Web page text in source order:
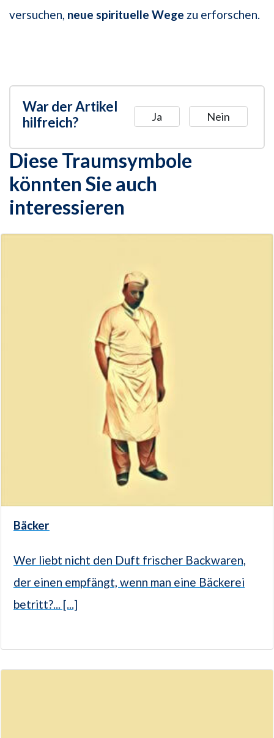
versuchen, neue spirituelle Wege zu erforschen.
War der Artikel
hilfreich?
Ja Nein
Diese Traumsymbole
könnten Sie auch
interessieren
Bäcker
Wer liebt nicht den Duft frischer Backwaren,
der einen empfängt, wenn man eine Bäckerei
betritt?... [...]